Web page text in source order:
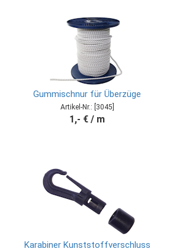
Gummischnur für Überzüge
Artikel-Nr.: [3045]
1,- € / m
Karabiner Kunststoffverschluss